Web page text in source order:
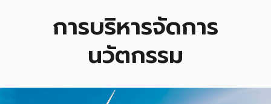
การบริหารจัดการ
นวัตกรรม